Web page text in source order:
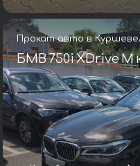
Прокат авто в
БМВ 750i XDrive